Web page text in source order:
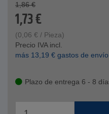
1,86 €
1,73€
(0,06 € / Pieza)
Precio IVA incl.
más 13,19 € gastos de envío
Plazo de entrega 6 - 8